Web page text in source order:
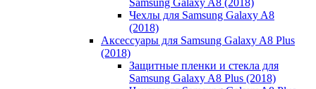
Чехлы для Samsung Galaxy A8
(2018)
Аксессуары для Samsung Galaxy A8 Plus
(2018)
Защитные пленки и стекла для
Samsung Galaxy A8 Plus (2018)